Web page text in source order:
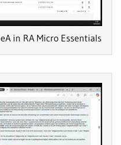
in RA Micro Essentials